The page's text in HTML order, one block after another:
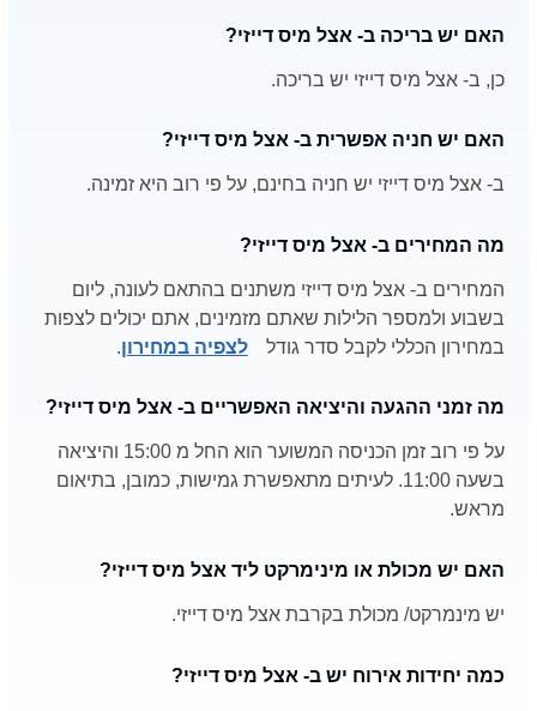
האם יש בריכה ב- אצל מיס דייזי?
כן, ב- אצל מיס דייזי יש בריכה.
האם יש חניה אפשרית ב- אצל מיס דייזי?
ב- אצל מיס דייזי יש חניה בחינם, על פי רוב היא זמינה.
מה המחירים ב- אצל מיס דייזי?
המחירים ב- אצל מיס דייזי משתנים בהתאם לעונה, ליום
בשבוע ולמספר הלילות שאתם מזמינים, אתם יכולים לצפות
במחירון הכללי לקבל סדר גודל
לצפיה במחירון.
מה זמני ההגעה והיציאה האפשריים ב- אצל מיס דייזי?
על פי רוב זמן הכניסה המשוער הוא החל מ 15:00 והיציאה
בשעה 11:00. לעיתים מתאפשרת גמישות, כמובן, בתיאום
מראש.
האם יש מכולת או מינימרקט ליד אצל מיס דייזי?
יש מינמרקט/ מכולת בקרבת אצל מיס דייזי.
כמה יחידות אירוח יש ב- אצל מיס דייזי?